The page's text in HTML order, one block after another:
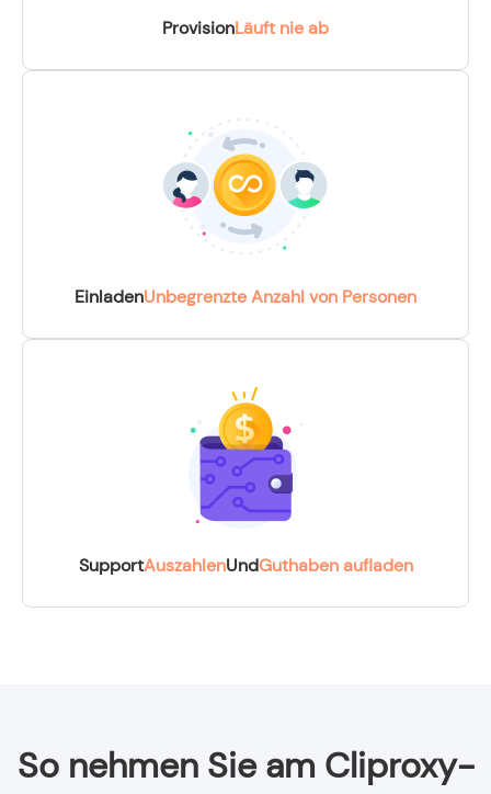
ProvisionLäuft nie ab
EinladenUnbegrenzte Anzahl von Personen
SupportAuszahlenUndGuthaben aufladen
So nehmen Sie am Cliproxy-